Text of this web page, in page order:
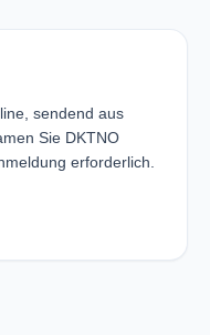
sendend aus
Sie DKTNO
erforderlich.